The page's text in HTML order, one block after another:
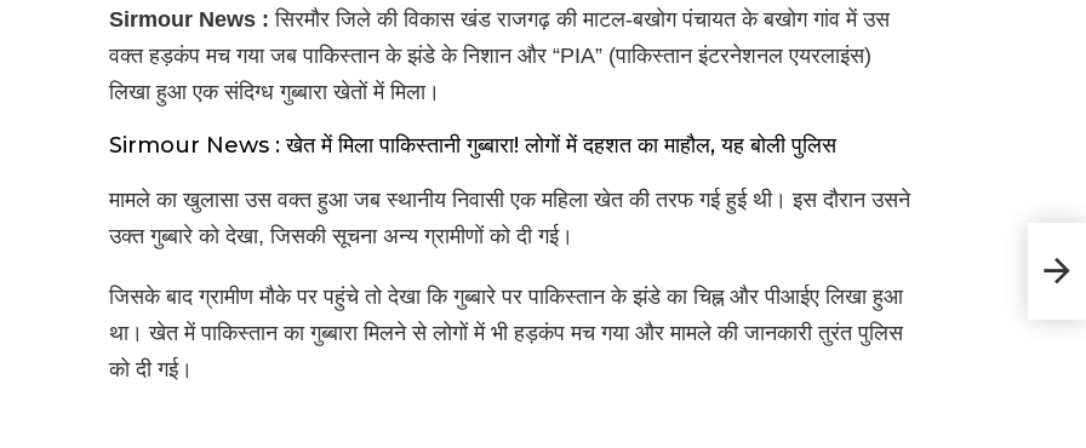
Sirmour News : सिरमौर जिले की विकास खंड राजगढ़ की माटल-बखोग पंचायत के बखोग गांव में उस
वक्त हड़कंप मच गया जब पाकिस्तान के झंडे के निशान और “PIA” (पाकिस्तान इंटरनेशनल एयरलाइंस)
लिखा हुआ एक संदिग्ध गुब्बारा खेतों में मिला।
Sirmour News : खेत में मिला पाकिस्तानी गुब्बारा! लोगों में दहशत का माहौल, यह बोली पुलिस
मामले का खुलासा उस वक्त हुआ जब स्थानीय निवासी एक महिला खेत की तरफ गई हुई थी। इस दौरान उसने
उक्त गुब्बारे को देखा, जिसकी सूचना अन्य ग्रामीणों को दी गई।
जिसके बाद ग्रामीण मौके पर पहुंचे तो देखा कि गुब्बारे पर पाकिस्तान के झंडे का चिह्न और पीआईए लिखा हुआ
था। खेत में पाकिस्तान का गुब्बारा मिलने से लोगों में भी हड़कंप मच गया और मामले की जानकारी तुरंत पुलिस
को दी गई।
फिर